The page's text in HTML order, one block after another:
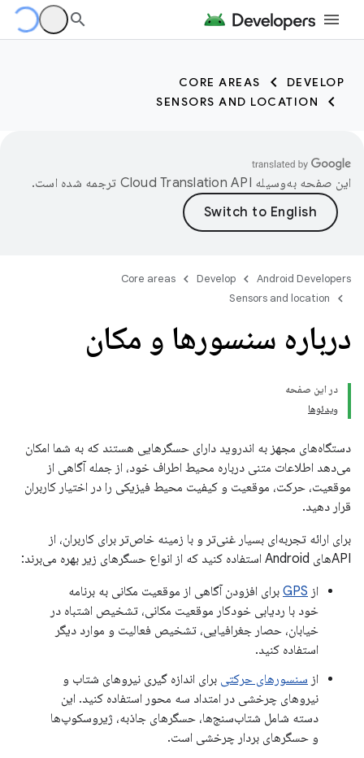
DEVELOP
CORE AREAS
SENSORS AND LOCATION
این صفحه به‌وسیله ترجمه شده است.
Android Developers
Develop
Core areas
Sensors and location
درباره سنسورها و مکان
در این صفحه
ویدئوها
دستگاه‌های مجهز به اندروید دارای حسگرهایی هستند که به شما امکان
می‌دهد اطلاعات متنی درباره محیط اطراف خود، از جمله آگاهی از
موقعیت، حرکت، موقعیت و کیفیت محیط فیزیکی را در اختیار کاربران
قرار دهید.
برای ارائه تجربه‌ای بسیار غنی‌تر و با زمینه خاص‌تر برای کاربران، از
APIهای Android استفاده کنید که از انواع حسگرهای زیر بهره می‌برند:
از GPS برای افزودن آگاهی از موقعیت مکانی به برنامه
خود با ردیابی خودکار موقعیت مکانی، تشخیص اشتباه در
خیابان، حصار جغرافیایی، تشخیص فعالیت و موارد دیگر
استفاده کنید.
از سنسورهای حرکتی برای اندازه گیری نیروهای شتاب و
نیروهای چرخشی در امتداد سه محور استفاده کنید. این
دسته شامل شتاب‌سنج‌ها، حسگرهای جاذبه، ژیروسکوپ‌ها
و حسگرهای بردار چرخشی است.